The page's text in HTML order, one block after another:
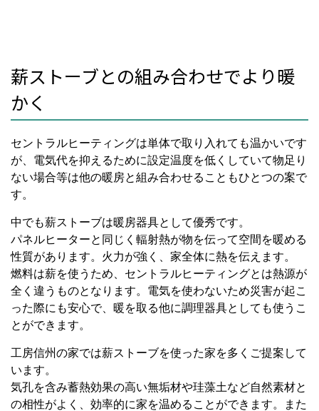
薪ストーブとの組み合わせでより暖
かく
セントラルヒーティングは単体で取り入れても温かいです
が、電気代を抑えるために設定温度を低くしていて物足り
ない場合等は他の暖房と組み合わせることもひとつの案で
す。
中でも薪ストーブは暖房器具として優秀です。
パネルヒーターと同じく輻射熱が物を伝って空間を暖める
性質があります。火力が強く、家全体に熱を伝えます。
燃料は薪を使うため、セントラルヒーティングとは熱源が
全く違うものとなります。電気を使わないため災害が起こ
った際にも安心で、暖を取る他に調理器具としても使うこ
とができます。
工房信州の家では薪ストーブを使った家を多くご提案して
います。
気孔を含み蓄熱効果の高い無垢材や珪藻土など自然素材と
の相性がよく、効率的に家を温めることができます。また